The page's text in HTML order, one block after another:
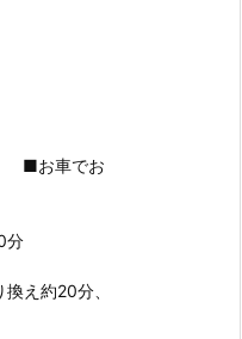
■お車でお
分
え約20分、